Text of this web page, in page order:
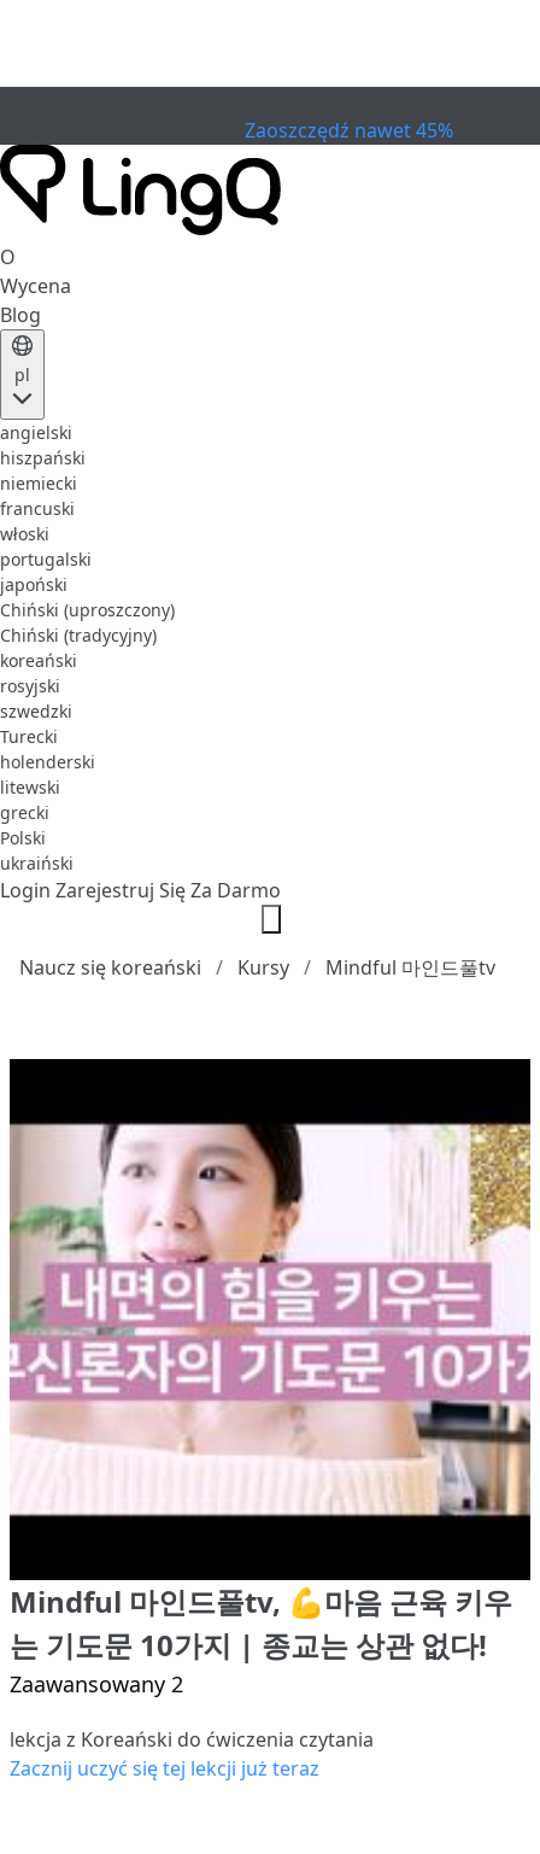
Zaoszczędź nawet 45%
O
Wycena
Blog
pl
angielski
hiszpański
niemiecki
francuski
włoski
portugalski
japoński
Chiński (uproszczony)
Chiński (tradycyjny)
koreański
rosyjski
szwedzki
Turecki
holenderski
litewski
grecki
Polski
ukraiński
Login Zarejestruj Się Za Darmo
Naucz się koreański Kursy Mindful 마인드풀tv
Mindful 마인드풀tv, 💪마음 근육 키우
는 기도문 10가지 | 종교는 상관 없다!
Zaawansowany 2
lekcja z Koreański do ćwiczenia czytania
Zacznij uczyć się tej lekcji już teraz